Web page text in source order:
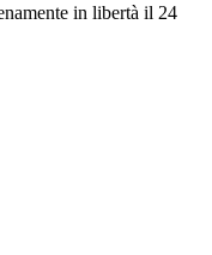
in libertà il 24